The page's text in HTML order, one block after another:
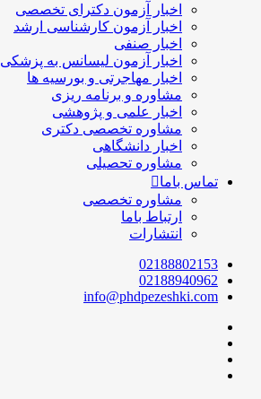
اخبار آزمون دکترای تخصصی
اخبار آزمون کارشناسی ارشد
اخبار صنفی
اخبار آزمون لیسانس به پزشکی
اخبار مهاجرتی و بورسیه ها
مشاوره و برنامه ریزی
اخبار علمی و پژوهشی
مشاوره تخصصی دکتری
اخبار دانشگاهی
مشاوره تحصیلی
تماس باما
مشاوره تخصصی
ارتباط باما
انتشارات
02188802153
02188940962
info@phdpezeshki.com